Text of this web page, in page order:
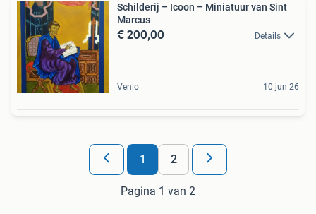
Schilderij – Icoon – Miniatuur van Sint
Marcus
€ 200,00 Details
Venlo 10 jun 26
1 2
Pagina 1 van 2